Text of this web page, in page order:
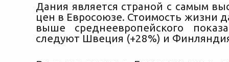
Дания является страной с самым
цен в Евросоюзе. Стоимость жизни
выше среднеевропейского
следуют Швеция (+28%) и